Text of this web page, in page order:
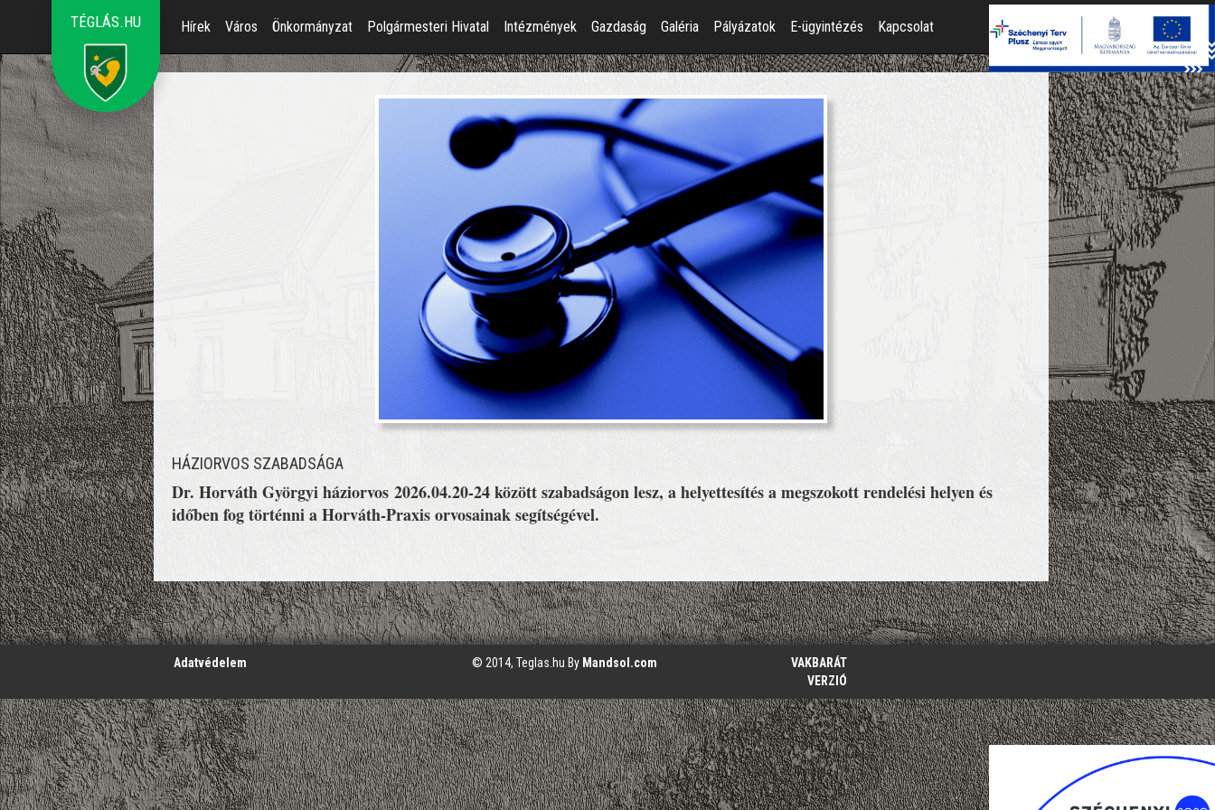
TÉGLÁS.HU Hírek Város Önkormányzat Polgármesteri Hivatal Intézmények Gazdaság Galéria Pályázatok E-ügyintézés Kapcsolat
HÁZIORVOS SZABADSÁGA
Dr. Horváth Györgyi háziorvos 2026.04.20-24 között szabadságon lesz, a helyettesítés a megszokott rendelési helyen és
időben fog történni a Horváth-Praxis orvosainak segítségével.
';
Adatvédelem © 2014, Teglas.hu By Mandsol.com
VAKBARÁT
VERZIÓ